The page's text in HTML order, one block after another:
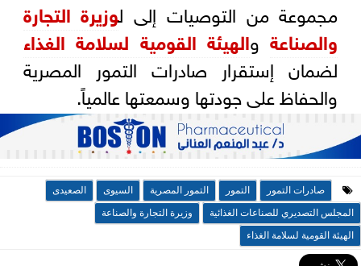
مجموعة من التوصيات إلى لوزيرة التجارة
والصناعةوالهيئة القومية لسلامة الغذاء
لضمان إستقرار صادرات التمور المصرية
والحفاظ على جودتها وسمعتها عالمياً.
صادرات التمور التمور التمور المصرية السيوى
الصعيدى
المجلس التصديري للصناعات الغذائية
وزيرة التجارة والصناعة
الهيئة القومية لسلامة الغذاء